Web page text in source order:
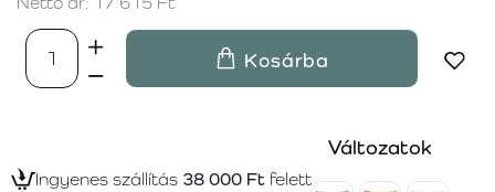
Kosárba
Ingyenes szállítás 38 000 Ft felett
Változatok